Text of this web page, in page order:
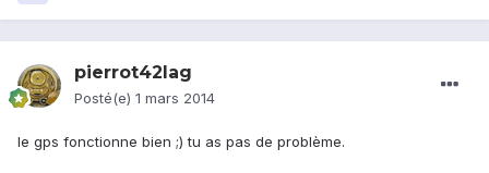
pierrot42lag
Posté(e) 1 mars 2014
le gps fonctionne bien ;) tu as pas de problème.